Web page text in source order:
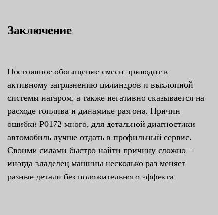
Заключение
Постоянное обогащение смеси приводит к
активному загрязнению цилиндров и выхлопной
системы нагаром, а также негативно сказывается на
расходе топлива и динамике разгона. Причин
ошибки P0172 много, для детальной диагностики
автомобиль лучше отдать в профильный сервис.
Своими силами быстро найти причину сложно –
иногда владелец машины несколько раз меняет
разные детали без положительного эффекта.